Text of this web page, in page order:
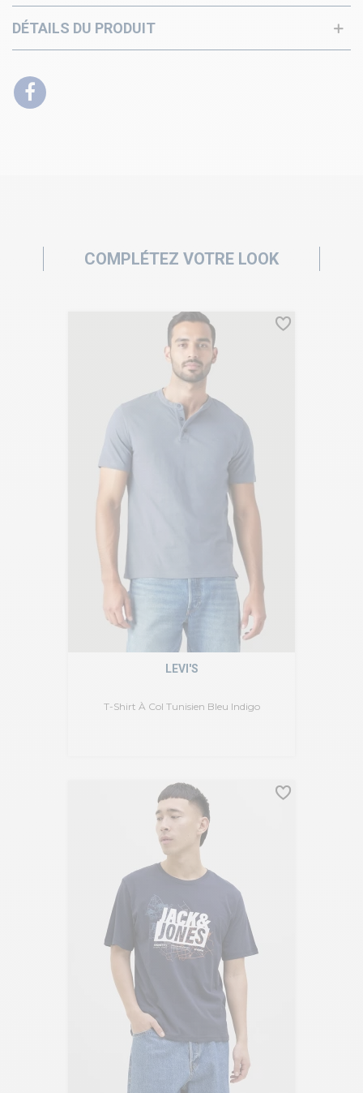
DÉTAILS DU PRODUIT
COMPLÉTEZ VOTRE LOOK
T-Shirt À Col Tunisien Bleu Indigo
LEVI'S